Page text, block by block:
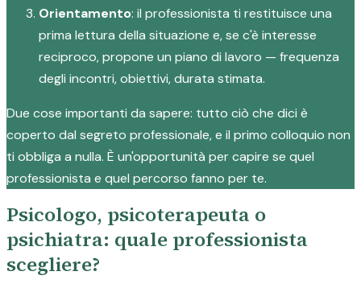
Orientamento: il professionista ti restituisce una
prima lettura della situazione e, se c'è interesse
reciproco, propone un piano di lavoro — frequenza
degli incontri, obiettivi, durata stimata.
Due cose importanti da sapere: tutto ciò che dici è
coperto dal segreto professionale, e il primo colloquio non
ti obbliga a nulla. È un'opportunità per capire se quel
professionista e quel percorso fanno per te.
Psicologo, psicoterapeuta o
psichiatra: quale professionista
scegliere?